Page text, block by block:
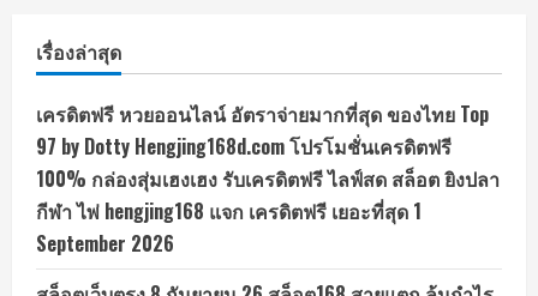
เรื่องล่าสุด
เครดิตฟรี หวยออนไลน์ อัตราจ่ายมากที่สุด ของไทย Top
97 by Dotty Hengjing168d.com โปรโมชั่นเครดิตฟรี
100% กล่องสุ่มเฮงเฮง รับเครดิตฟรี ไลฟ์สด สล็อต ยิงปลา
กีฬา ไพ่ hengjing168 แจก เครดิตฟรี เยอะที่สุด 1
September 2026